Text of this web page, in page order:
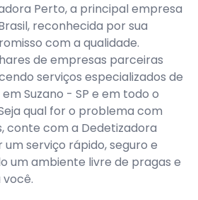
Perto, a principal empresa
reconhecida por sua
com a qualidade.
de empresas parceiras
serviços especializados de
Suzano - SP e em todo o
qual for o problema com
conte com a Dedetizadora
serviço rápido, seguro e
um ambiente livre de pragas e